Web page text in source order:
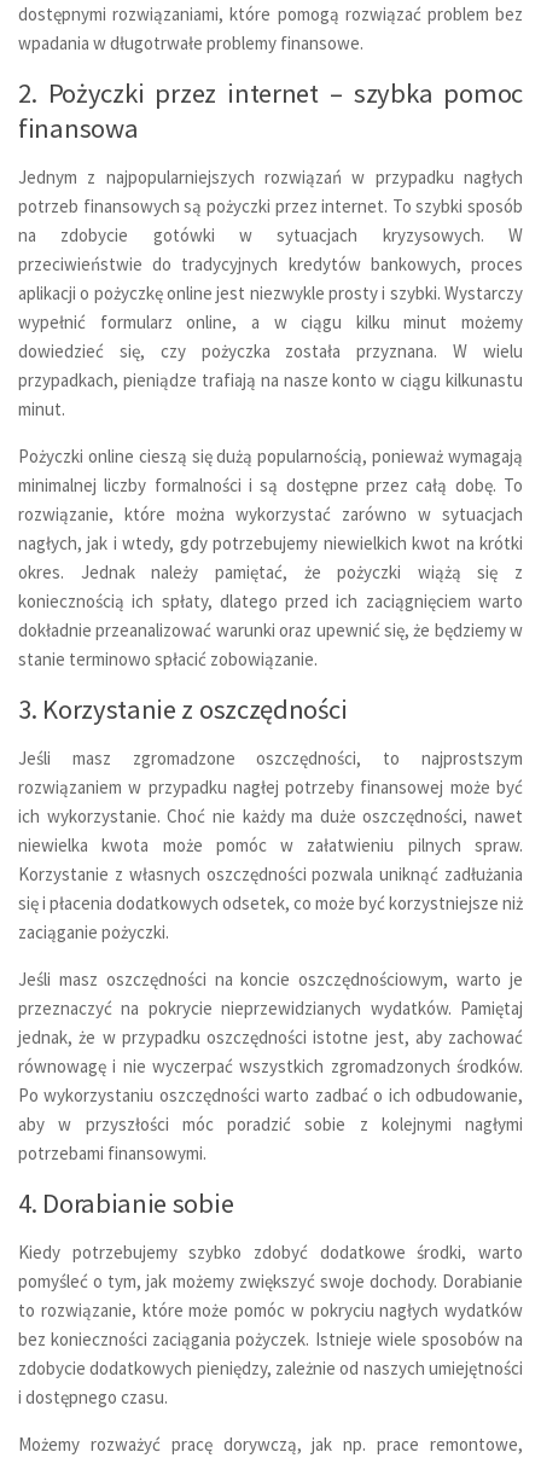
dostępnymi rozwiązaniami, które pomogą rozwiązać problem bez
wpadania w długotrwałe problemy finansowe.
2. Pożyczki przez internet – szybka pomoc
finansowa
Jednym z najpopularniejszych rozwiązań w przypadku nagłych
potrzeb finansowych są pożyczki przez internet. To szybki sposób
na zdobycie gotówki w sytuacjach kryzysowych. W
przeciwieństwie do tradycyjnych kredytów bankowych, proces
aplikacji o pożyczkę online jest niezwykle prosty i szybki. Wystarczy
wypełnić formularz online, a w ciągu kilku minut możemy
dowiedzieć się, czy pożyczka została przyznana. W wielu
przypadkach, pieniądze trafiają na nasze konto w ciągu kilkunastu
minut.
Pożyczki online cieszą się dużą popularnością, ponieważ wymagają
minimalnej liczby formalności i są dostępne przez całą dobę. To
rozwiązanie, które można wykorzystać zarówno w sytuacjach
nagłych, jak i wtedy, gdy potrzebujemy niewielkich kwot na krótki
okres. Jednak należy pamiętać, że pożyczki wiążą się z
koniecznością ich spłaty, dlatego przed ich zaciągnięciem warto
dokładnie przeanalizować warunki oraz upewnić się, że będziemy w
stanie terminowo spłacić zobowiązanie.
3. Korzystanie z oszczędności
Jeśli masz zgromadzone oszczędności, to najprostszym
rozwiązaniem w przypadku nagłej potrzeby finansowej może być
ich wykorzystanie. Choć nie każdy ma duże oszczędności, nawet
niewielka kwota może pomóc w załatwieniu pilnych spraw.
Korzystanie z własnych oszczędności pozwala uniknąć zadłużania
się i płacenia dodatkowych odsetek, co może być korzystniejsze niż
zaciąganie pożyczki.
Jeśli masz oszczędności na koncie oszczędnościowym, warto je
przeznaczyć na pokrycie nieprzewidzianych wydatków. Pamiętaj
jednak, że w przypadku oszczędności istotne jest, aby zachować
równowagę i nie wyczerpać wszystkich zgromadzonych środków.
Po wykorzystaniu oszczędności warto zadbać o ich odbudowanie,
aby w przyszłości móc poradzić sobie z kolejnymi nagłymi
potrzebami finansowymi.
4. Dorabianie sobie
Kiedy potrzebujemy szybko zdobyć dodatkowe środki, warto
pomyśleć o tym, jak możemy zwiększyć swoje dochody. Dorabianie
to rozwiązanie, które może pomóc w pokryciu nagłych wydatków
bez konieczności zaciągania pożyczek. Istnieje wiele sposobów na
zdobycie dodatkowych pieniędzy, zależnie od naszych umiejętności
i dostępnego czasu.
Możemy rozważyć pracę dorywczą, jak np. prace remontowe,